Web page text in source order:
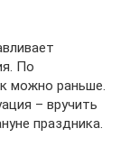
По
можно раньше.
– вручить
праздника.